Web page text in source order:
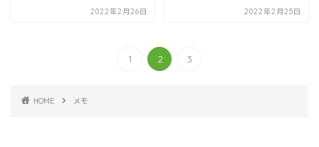
2022年2月26日 2022年2月25日
1 2 3
HOME メモ